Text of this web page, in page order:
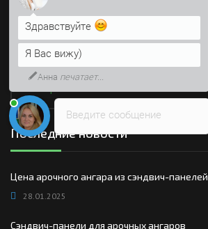
Среда
Четверг
Пятница
Суббота
Последние новости
Цена арочного ангара из сэндвич-панелей
28.01.2025
Сэндвич-панели для арочных ангаров
Введите сообщение
Здравствуйте
Я Вас вижу)
Анна печатает...